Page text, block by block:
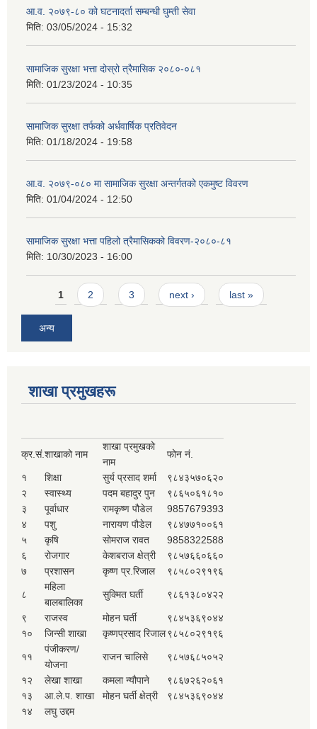
आ.व. २०७९-८० को घटनादर्ता सम्बन्धी घुम्ती सेवा
मिति: 03/05/2024 - 15:32
सामाजिक सुरक्षा भत्ता दोस्रो त्रैमासिक २०८०-०८१
मिति: 01/23/2024 - 10:35
सामाजिक सुरक्षा तर्फको अर्धवार्षिक प्रतिवेदन
मिति: 01/18/2024 - 19:58
आ.व. २०७९-०८० मा सामाजिक सुरक्षा अन्तर्गतको एकमुष्ट विवरण
मिति: 01/04/2024 - 12:50
सामाजिक सुरक्षा भत्ता पहिलो त्रैमासिकको विवरण-२०८०-८१
मिति: 10/30/2023 - 16:00
Pages
1 2 3 next › last »
अन्य
शाखा प्रमुखहरू
क्र.सं.शाखाको नाम
शाखा प्रमुखको
नाम
फोन नं.
१ शिक्षा सुर्य प्रसाद शर्मा
९८४३५७०६२०
२
स्वास्थ्य पदम बहादुर पुन
९८६५०६१८१०
३
पूर्वाधार रामकृष्ण पौडेल
9857679393
४
पशु नारायण पौडेल
९८४७७१००६१
५
कृषि सोमराज रावत
9858322588
६
रोजगार केशबराज क्षेत्री
९८५७६६०६६०
७
प्रशासन कृष्ण प्र.रिजाल ९८५८०२९१९६
८
महिला
बालबालिका
सुक्मित घर्ती ९८६१३८०४२२
९ राजस्व मोहन घर्ती
९८४५३६९०४४
१०
जिन्सी शाखा कृष्णप्रसाद रिजाल९८५८०२९१९६
११
पंजीकरण/
योजना
राजन चालिसे ९८५७६८५०५२
१२ लेखा शाखा कमला न्यौपाने
९८६७२६२०६१
१३
आ.ले.प. शाखा मोहन घर्ती क्षेत्री
९८४५३६९०४४
१४
लघु उद्दम